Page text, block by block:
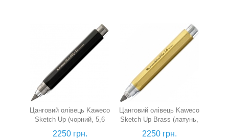
Цанговий олівець Kaweco
Sketch Up (чорний, 5,6
мм)
2250 грн.
Цанговий олівець Kaweco
Sketch Up Brass (латунь,
5,6 мм)
2250 грн.